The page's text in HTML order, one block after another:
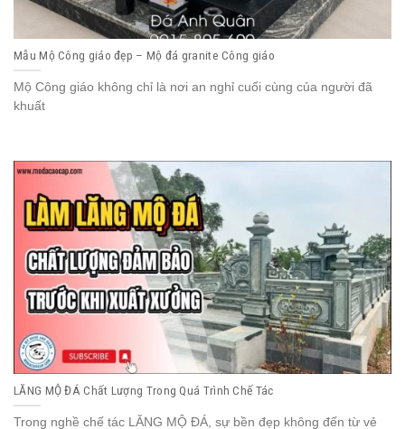
Mẫu Mộ Công giáo đẹp – Mộ đá granite Công giáo
Mộ Công giáo không chỉ là nơi an nghỉ cuối cùng của người đã
khuất
LĂNG MỘ ĐÁ Chất Lượng Trong Quá Trình Chế Tác
Trong nghề chế tác LĂNG MỘ ĐÁ, sự bền đẹp không đến từ vẻ